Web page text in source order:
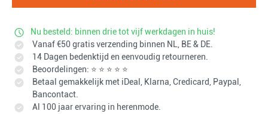
Nu besteld: binnen drie tot vijf werkdagen in huis!
Vanaf €50 gratis verzending binnen NL, BE & DE.
14 Dagen bedenktijd en eenvoudig retourneren.
Beoordelingen: ⭐ ⭐ ⭐ ⭐ ⭐
Betaal gemakkelijk met iDeal, Klarna, Credicard, Paypal,
Bancontact.
Al 100 jaar ervaring in herenmode.